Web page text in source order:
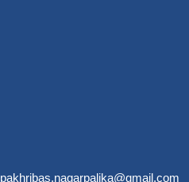
pakhribas.nagarpalika@gmail.com